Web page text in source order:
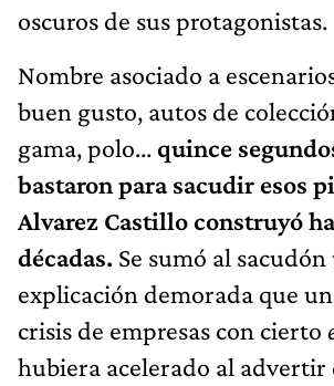
oscuros de sus protagonistas.
Nombre asociado a
buen gusto, autos de
gama, polo... quince
bastaron para sacudir esos
Alvarez Castillo construyó
décadas. Se sumó al sacudón
explicación demorada que
crisis de empresas con cierto
hubiera acelerado al advertir